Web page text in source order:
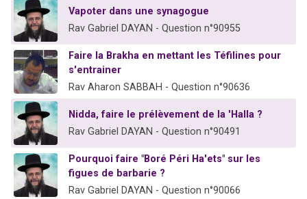
Vapoter dans une synagogue
Rav Gabriel DAYAN - Question n°90955
Faire la Brakha en mettant les Téfilines pour
s'entrainer
Rav Aharon SABBAH - Question n°90636
Nidda, faire le prélèvement de la 'Halla ?
Rav Gabriel DAYAN - Question n°90491
Pourquoi faire "Boré Péri Ha'ets" sur les
figues de barbarie ?
Rav Gabriel DAYAN - Question n°90066